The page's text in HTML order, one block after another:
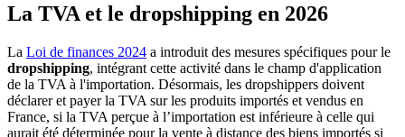
La TVA et le dropshipping en 2026
La Loi de finances 2024 a introduit des mesures spécifiques pour le
dropshipping, intégrant cette activité dans le champ d'application
de la TVA à l'importation. Désormais, les dropshippers doivent
déclarer et payer la TVA sur les produits importés et vendus en
France, si la TVA perçue à l’importation est inférieure à celle qui
aurait été déterminée pour la vente à distance des biens importés si